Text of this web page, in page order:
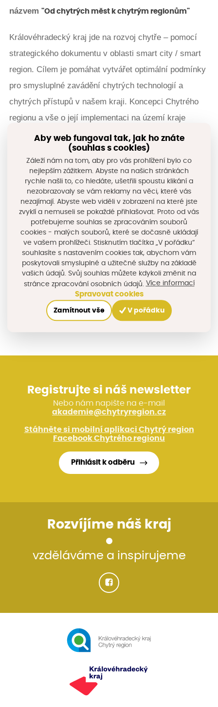
názvem "Od chytrých měst k chytrým regionům"
Královéhradecký kraj jde na rozvoj chytře – pomocí
strategického dokumentu v oblasti smart city / smart
region. Cílem je pomáhat vytvářet optimální podmínky
pro smysluplné zavádění chytrých technologií a
chytrých přístupů v našem kraji. Koncepci Chytrého
regionu a vše o její implementaci na území kraje
nalezneteZDE.
Stručné seznámení s kurzem, jeho obsah a
předpoklady ke studiu se dozvíte ZDE.
Kurz v rekonsstrukci
Časová náročnost:cca 1h (možnost se
ke kurzu vracet)
Sdílejte na sociálních sítích
Registrujte si náš newsletter
Nebo nám napište na e-mail
akademie@chytryregion.cz
Stáhněte si mobilní aplikaci Chytrý region
Facebook Chytrého regionu
Přihlásit k odběru
Rozvíjíme náš kraj
vzděláváme a inspirujeme
Aby web fungoval tak, jak ho znáte
(souhlas s cookies)
Záleží nám na tom, aby pro vás prohlížení bylo co
nejlepším zážitkem. Abyste na našich stránkách
rychle našli to, co hledáte, ušetřili spoustu klikání a
nezobrazovaly se vám reklamy na věci, které vás
nezajímají. Abyste web viděli v zobrazení na které jste
zvyklí a nemuseli se pokaždé přihlašovat. Proto od vás
potřebujeme souhlas se zpracováním souborů
cookies - malých souborů, které se dočasně ukládají
ve vašem prohlížeči. Stisknutím tlačítka „V pořádku“
souhlasíte s nastavením cookies tak, abychom vám
poskytovali smysluplné a užitečné služby na základě
vašich údajů. Svůj souhlas můžete kdykoli změnit na
stránce zpracování osobních údajů. Více informací
Spravovat cookies
Zamítnout vše V pořádku